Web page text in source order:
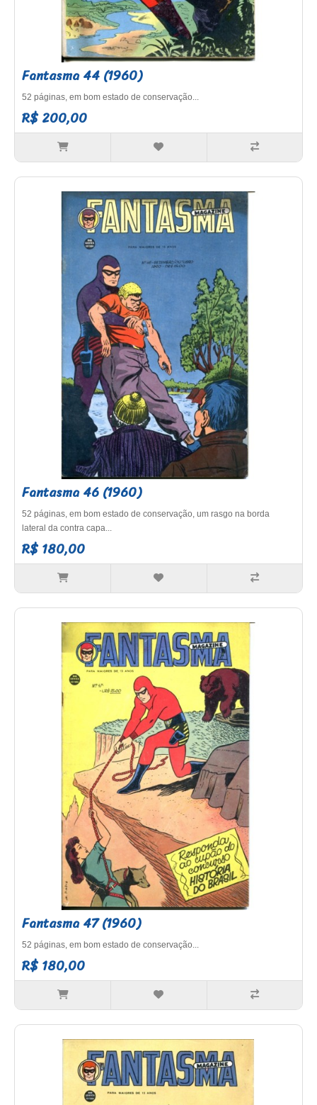
Fantasma 44 (1960)
52 páginas, em bom estado de conservação...
R$ 200,00
Fantasma 46 (1960)
52 páginas, em bom estado de conservação, um rasgo na borda
lateral da contra capa...
R$ 180,00
Fantasma 47 (1960)
52 páginas, em bom estado de conservação...
R$ 180,00